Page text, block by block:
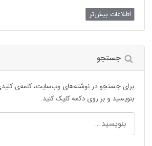
اطلاعات بیش‌تر
جستجو
برای جستجو در نوشته‌های وب‌سایت، کلمه‌ی
بنویسید و بر روی دکمه کلیک کنید.